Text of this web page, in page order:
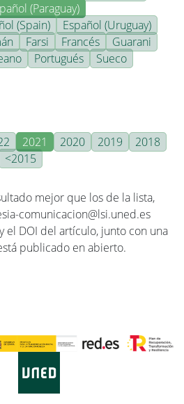
(Paraguay)
(Spain)
Español (Uruguay)
Farsi Francés
Guarani
Portugués
Sueco
2021 2020 2019
2018
<2015
mejor que los de la lista,
comunicacion@lsi.uned.es
el DOI del artículo, junto con una
publicado en abierto.